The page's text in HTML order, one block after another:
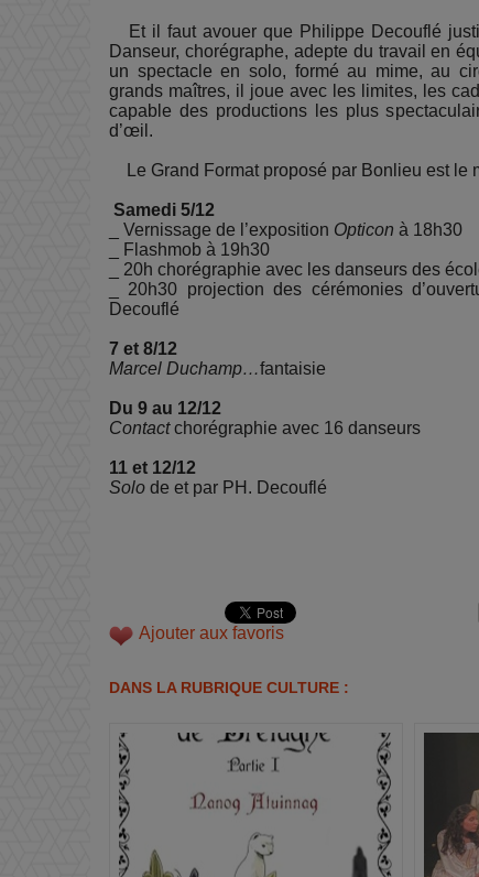
Et il faut avouer que Philippe Decouflé
Danseur, chorégraphe, adepte du travail en
un spectacle en solo, formé au mime, au
grands maîtres, il joue avec les limites, les
capable des productions les plus
d’œil.
Le Grand Format proposé par Bonlieu est le
Samedi 5/12
_ Vernissage de l’exposition Opticon à 18h30
_ Flashmob à 19h30
_ 20h chorégraphie avec les danseurs des
_ 20h30 projection des cérémonies
Decouflé
7 et 8/12
Marcel Duchamp…fantaisie
Du 9 au 12/12
Contactchorégraphie avec 16 danseurs
11 et 12/12
Solo de et par PH. Decouflé
Ajouter aux favoris
DANS LA RUBRIQUE CULTURE :